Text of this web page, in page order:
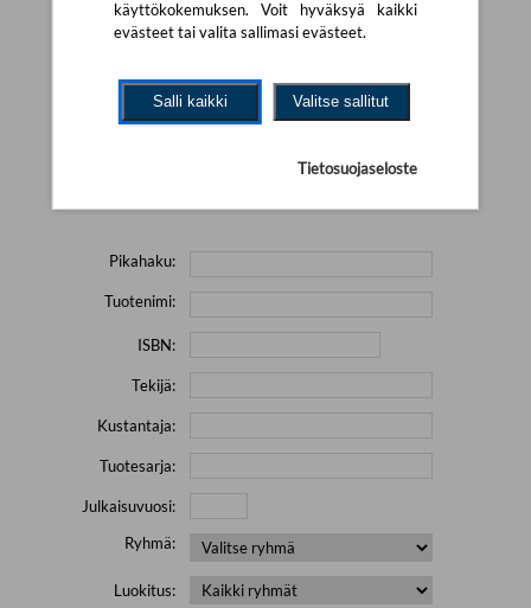
Tarkennettu haku
Yhtään tuotetta ei löytynyt. Yritä uutta hakua alla olevalla
Yritä hakea pienemmällä määrällä hakutekijöitä ja jätä
Pikahaku:
Tuotenimi:
ISBN:
Tekijä:
Kustantaja:
Tuotesarja:
Julkaisuvuosi:
Ryhmä:
Luokitus:
käyttökokemuksen. Voit hyväksyä kaikki
evästeet tai valita sallimasi evästeet.
Salli kaikki Valitse sallitut
Tietosuojaseloste